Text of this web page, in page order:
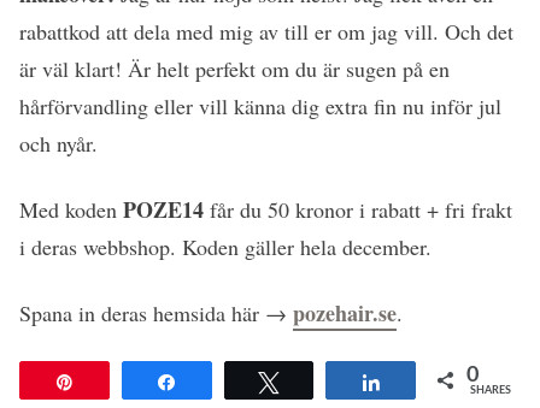
rabattkod att dela med mig av till er om jag vill. Och det
är väl klart! Är helt perfekt om du är sugen på en
hårförvandling eller vill känna dig extra fin nu inför jul
och nyår.
Med koden POZE14 får du 50 kronor i rabatt + fri frakt
i deras webbshop. Koden gäller hela december.
Spana in deras hemsida här → pozehair.se.
Share 0
SHARES